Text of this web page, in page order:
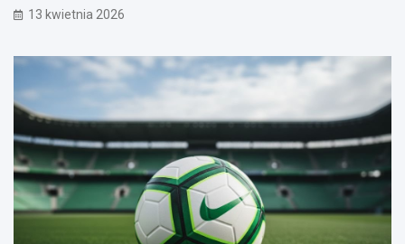
13 kwietnia 2026